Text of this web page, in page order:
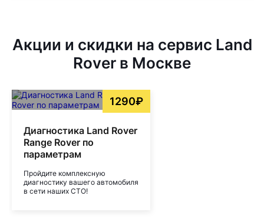
Акции и скидки на сервис Land
Rover в Москве
1290₽
Диагностика Land Rover
Range Rover по
параметрам
Пройдите комплексную
диагностику вашего автомобиля
в сети наших СТО!